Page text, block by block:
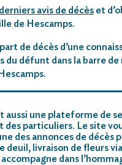
derniers avis de décès et
de Hescamps.
de décès d’une
défunt dans la barre
aussi une plateforme de
des particuliers. Le site
des annonces de décès
deuil, livraison de fleurs
dans